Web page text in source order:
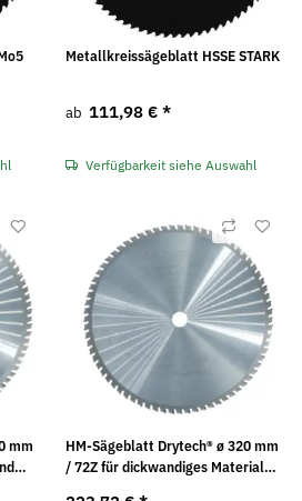
Metallkreissägeblatt HSSE STARK
ab 111,98 € *
Verfügbarkeit siehe Auswahl
mm
HM-Sägeblatt Drytech® ø 320 mm
/ 72Z für dickwandiges Material